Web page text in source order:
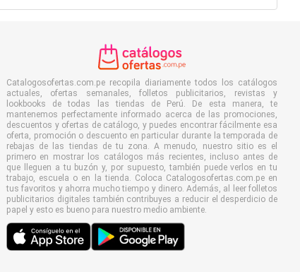
Catalogosofertas.com.pe recopila diariamente todos los catálogos
actuales, ofertas semanales, folletos publicitarios, revistas y
lookbooks de todas las tiendas de Perú. De esta manera, te
mantenemos perfectamente informado acerca de las promociones,
descuentos y ofertas de catálogo, y puedes encontrar fácilmente esa
oferta, promoción o descuento en particular durante la temporada de
rebajas de las tiendas de tu zona. A menudo, nuestro sitio es el
primero en mostrar los catálogos más recientes, incluso antes de
que lleguen a tu buzón y, por supuesto, también puede verlos en tu
trabajo, escuela o en la tienda. Coloca Catalogosofertas.com.pe en
tus favoritos y ahorra mucho tiempo y dinero. Además, al leer folletos
publicitarios digitales también contribuyes a reducir el desperdicio de
papel y esto es bueno para nuestro medio ambiente.